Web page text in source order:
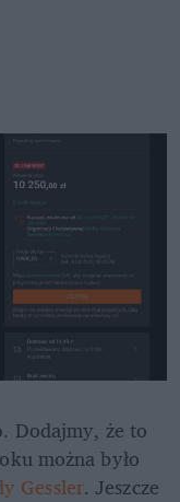
. Dodajmy, że to
można było
Gessler. Jeszcze